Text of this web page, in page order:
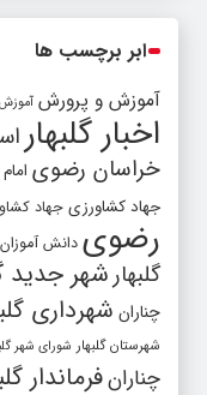
ابر برچسب ها
آموزش و پرورش
اخبار گلبهار
خراسان رضوی
جهاد کشاورزی جهاد
رضوی دانش آموزان
گلبهارشهر جدید
چناران شهرداری
شهرستان گلبهار شورای شهر
چنارانفرماندار